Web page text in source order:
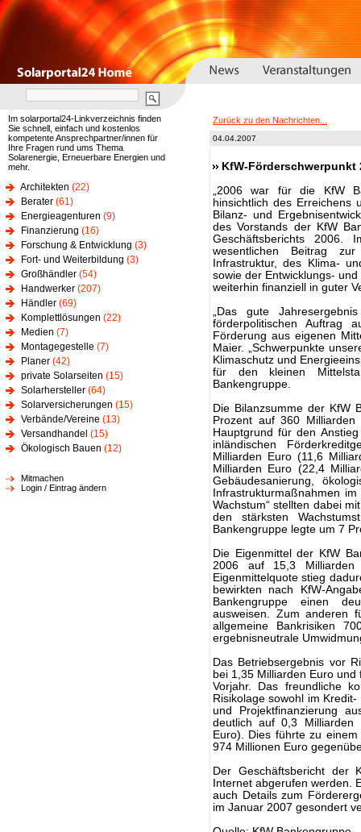
Im solarportal24-Linkverzeichnis finden
Sie schnell, einfach und kostenlos
kompetente Ansprechpartner/innen für
Ihre Fragen rund ums Thema
Solarenergie, Erneuerbare Energien und
mehr.
Architekten (22)
Berater (61)
Energieagenturen (9)
Finanzierung (16)
Forschung & Entwicklung (3)
Fort- und Weiterbildung (3)
Großhändler (54)
Handwerker (207)
Händler (69)
Komplettlösungen (22)
Medien (7)
Montagegestelle (7)
Planer (42)
private Solarseiten (15)
Solarhersteller (64)
Solarversicherungen (15)
Verbände/Vereine (13)
Versandhandel (15)
Ökologisch Bauen (12)
Mitmachen
Login / Eintrag ändern
Zurück zu den Nachrichten...
04.04.2007
KfW-
„2006 war für die KfW
hinsichtlich des Erreichens
Bilanz- und
des Vorstands der KfW
Geschäftsberichts 2006.
wesentlichen Beitrag
Infrastruktur, des Klima-
sowie der Entwicklungs-
weiterhin finanziell in guter
„Das gute
förderpolitischen
Förderung aus eigenen
Maier. „Schwerpunkte
Klimaschutz und
für den kleinen
Bankengruppe.
Die Bilanzsumme der KfW
Prozent auf 360
Hauptgrund für den
inländischen
Milliarden Euro (11,6
Milliarden Euro (22,4
Gebäudesanierung,
Infrastrukturmaßnahmen
Wachstum“ stellten dabei
den stärksten
Bankengruppe legte um 7
Die Eigenmittel der KfW
2006 auf 15,3 Milliarden
Eigenmittelquote stieg
bewirkten nach KfW-
Bankengruppe einen
ausweisen. Zum anderen
allgemeine Bankrisiken
ergebnisneutrale
Das Betriebsergebnis vor
bei 1,35 Milliarden Euro
Vorjahr. Das freundliche
Risikolage sowohl im
und Projektfinanzierung
deutlich auf 0,3 Milliarden
Euro). Dies führte zu
974 Millionen Euro
Der Geschäftsbericht der
Internet abgerufen werden.
auch Details zum
im Januar 2007 gesondert